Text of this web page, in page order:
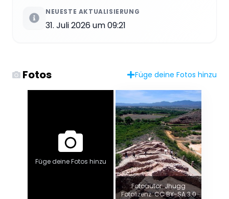
NEUESTE AKTUALISIERUNG
31. Juli 2026 um 09:21
Fotos Füge deine Fotos hinzu
Füge deine Fotos hinzu
Fotoautor: Jhugg
Fotolizenz: CC BY-SA 3.0